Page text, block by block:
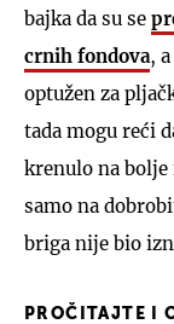
bajka da su se
crnih fondova,
optužen za
tada mogu reći
krenulo na
samo na
briga nije bio
PROČITAJTE I